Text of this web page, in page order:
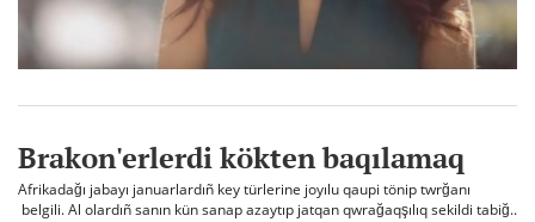
Brakon'erlerdi kökten baqılamaq
Afrikadağı jabayı januarlardıñ key türlerine joyılu qaupi tönip twrğanı
belgili. Al olardıñ sanın kün sanap azaytıp jatqan qwrağaqşılıq sekildi tabiğ..